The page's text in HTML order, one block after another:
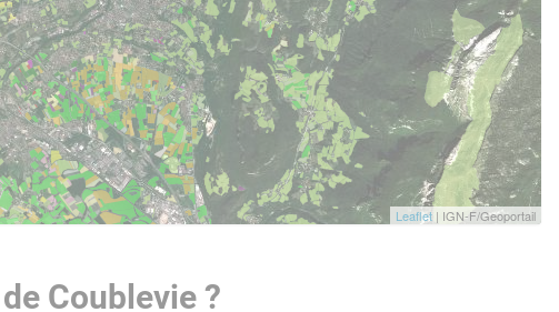
Leaflet | IGN-F/Geoportail
Coublevie ?